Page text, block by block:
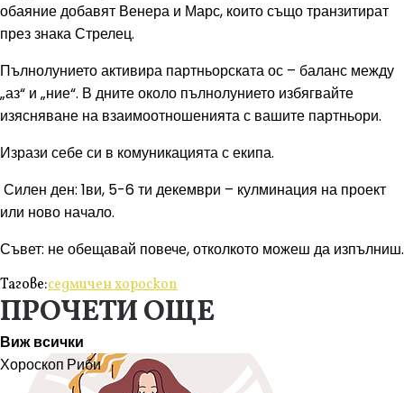
обаяние добавят Венера и Марс, които също транзитират
през знака Стрелец.
Пълнолунието активира партньорската ос – баланс между
„аз“ и „ние“. В дните около пълнолунието избягвайте
изясняване на взаимоотношенията с вашите партньори.
Изрази себе си в комуникацията с екипа.
Силен ден: 1ви, 5-6 ти декември – кулминация на проект
или ново начало.
Съвет: не обещавай повече, отколкото можеш да изпълниш.
Тагове:седмичен хороскоп
ПРОЧЕТИ ОЩЕ
Виж всички
Хороскоп Риби